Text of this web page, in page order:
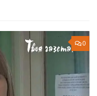
0